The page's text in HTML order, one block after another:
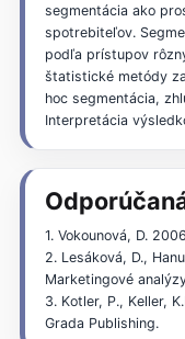
segmentácia ako
spotrebiteľov.
podľa prístupov
štatistické metódy
hoc segmentácia,
Interpretácia
1. Vokounová, D.
2. Lesáková, D.,
Marketingové
3. Kotler, P., Keller,
Grada Publishing.